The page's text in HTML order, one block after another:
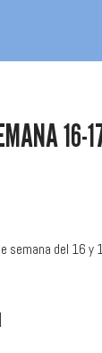
16-
semana del 16 y